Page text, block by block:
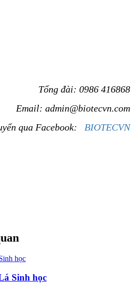
Tổng đài: 0986 416868
Email: admin@biotecvn.com
qua Facebook: BIOTECVN
Sinh học